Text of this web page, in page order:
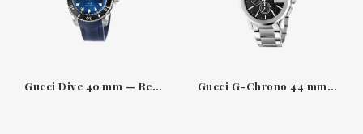
Gucci Dive 40 mm — Reloj de buceo con esfera azul Gucci G-Chrono 44 mm — Acero con esfera negra guilloché